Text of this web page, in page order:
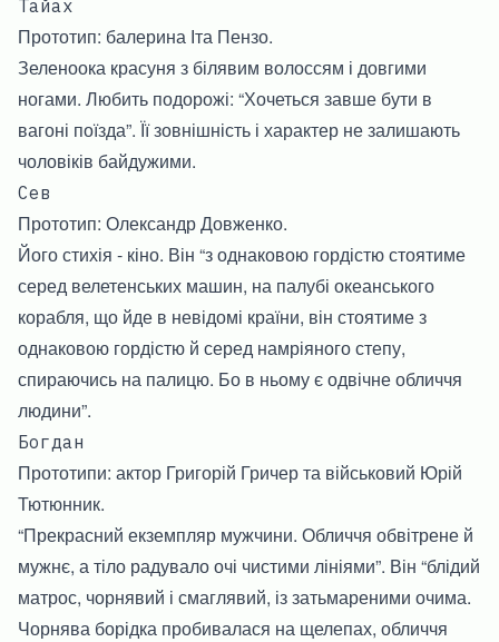
Тайах
Прототип: балерина Іта Пензо.
Зеленоока красуня з білявим волоссям і довгими
ногами. Любить подорожі: “Хочеться завше бути в
вагоні поїзда”. Її зовнішність і характер не залишають
чоловіків байдужими.
Сев
Прототип: Олександр Довженко.
Його стихія - кіно. Він “з однаковою гордістю стоятиме
серед велетенських машин, на палубі океанського
корабля, що йде в невідомі країни, він стоятиме з
однаковою гордістю й серед намріяного степу,
спираючись на палицю. Бо в ньому є одвічне обличчя
людини”.
Богдан
Прототипи: актор Григорій Гричер та військовий Юрій
Тютюнник.
“Прекрасний екземпляр мужчини. Обличчя обвітрене й
мужнє, а тіло радувало очі чистими лініями”. Він “блідий
матрос, чорнявий і смаглявий, із затьмареними очима.
Чорнява борідка пробивалася на щелепах, обличчя